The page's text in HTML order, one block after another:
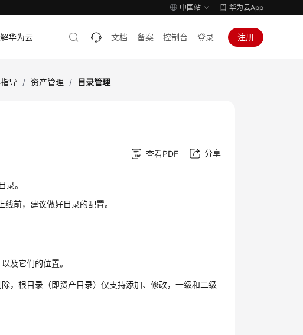
中国站 华为云App
华为云 文档 备案 控制台 登录 注册
导 / 资产管理 / 目录管理
查看PDF 分享
录。
前，建议做好目录的配置。
及它们的位置。
，根目录（即资产目录）仅支持添加、修改，一级和二级